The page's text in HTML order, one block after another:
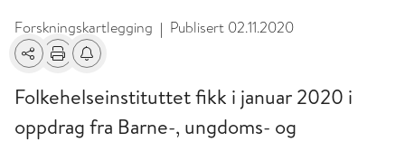
Forskningskartlegging | Publisert 02.11.2020
Del Skriv utFå varsel om endringer
Folkehelseinstituttet fikk i januar 2020 i
oppdrag fra Barne-, ungdoms- og